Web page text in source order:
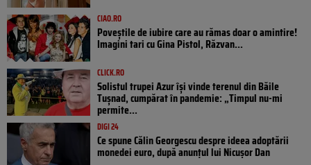
CIAO.RO
Poveştile de iubire care au rămas doar o amintire!
Imagini tari cu Gina Pistol, Răzvan...
CLICK.RO
Solistul trupei Azur își vinde terenul din Băile
Tușnad, cumpărat în pandemie: „Timpul nu-mi
permite...
DIGI 24
Ce spune Călin Georgescu despre ideea adoptării
monedei euro, după anunțul lui Nicușor Dan